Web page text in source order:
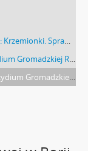
administracyjne
1960 o wysokości płacy - drugi egzemplarz
1960 o wysokości płacy - drugi egzemplarz